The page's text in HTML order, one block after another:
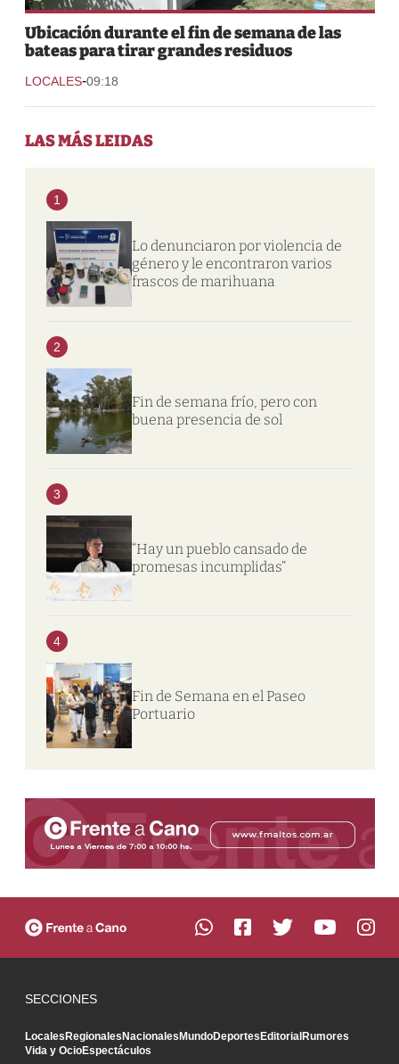
Ubicación durante el fin de semana de las
bateas para tirar grandes residuos
LOCALES-09:18
LAS MÁS LEIDAS
1
Lo denunciaron por violencia de
género y le encontraron varios
frascos de marihuana
2
Fin de semana frío, pero con
buena presencia de sol
3
“Hay un pueblo cansado de
promesas incumplidas”
4
Fin de Semana en el Paseo
Portuario
SECCIONES
LocalesRegionalesNacionalesMundoDeportesEditorialRumores
Vida y OcioEspectáculos